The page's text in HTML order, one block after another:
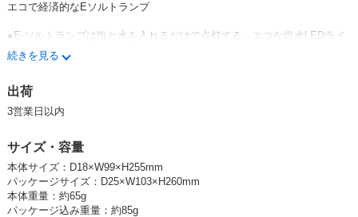
エコで経済的なEソルトランプ
●E-ソルトランプは塩と水を入れるだけで点灯する、エコな塩水LEDライ
トです。
●連続使用で約140時間、断続使用で約200時間使用できます。
●水と塩を入れた状態で最長70日間使用できます。
●長期保管(最長5年)することもできます。
出力：100MA
電力：3W
明るさ：50ルーメン
付属品：吊り下げ用紐x1、塩10g×2袋（1袋は予備となります）
続きを見る
出荷
3営業日以内
サイズ・容量
本体サイズ：D18×W99×H255mm
パッケージサイズ：D25×W103×H260mm
本体重量：約65g
パッケージ込み重量：約85g